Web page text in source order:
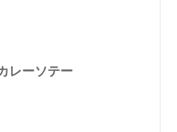
レーソテー